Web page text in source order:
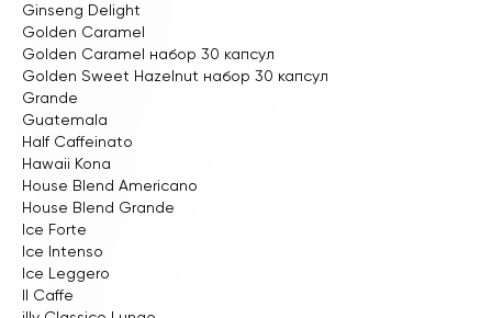
Ginseng Delight
Golden Caramel
Golden Caramel набор 30 капсул
Golden Sweet Hazelnut набор 30 капсул
Grande
Guatemala
Half Caffeinato
Hawaii Kona
House Blend Americano
House Blend Grande
Ice Forte
Ice Intenso
Ice Leggero
Il Caffe